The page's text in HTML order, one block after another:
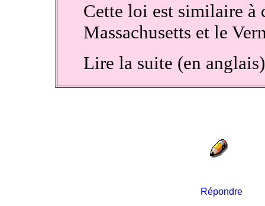
Cette loi est similaire à
Massachusetts et le
Lire la suite (en
Répondre